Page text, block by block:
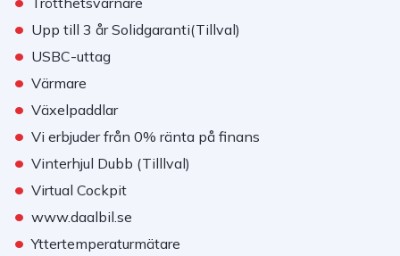
• Upp till 3 år Solidgaranti(Tillval)
• USBC-uttag
• Värmare
• Växelpaddlar
• Vi erbjuder från 0% ränta på finans
• Vinterhjul Dubb (Tilllval)
• Virtual Cockpit
• www.daalbil.se
• Yttertemperaturmätare